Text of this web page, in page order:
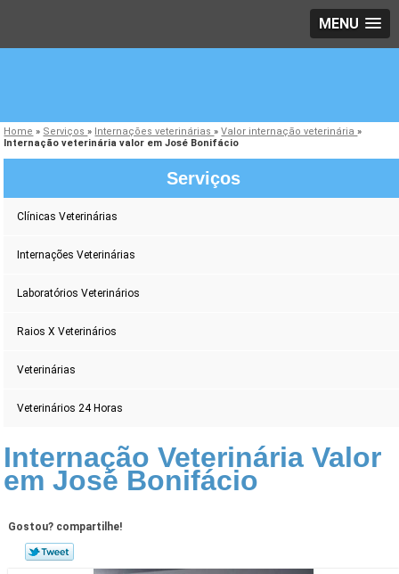
MENU
Home » Serviços» Internações veterinárias»Valor internação veterinária»
Internação veterinária valor em José Bonifácio
Serviços
Clínicas Veterinárias
Internações Veterinárias
Laboratórios Veterinários
Raios X Veterinários
Veterinárias
Veterinários 24 Horas
Internação Veterinária Valor
em José Bonifácio
Gostou? compartilhe!